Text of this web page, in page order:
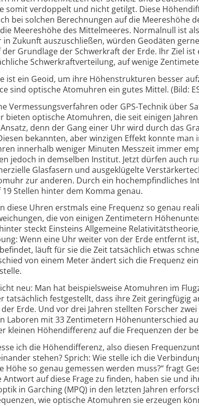
somit verdoppelt und nicht getilgt. Diese
bei solchen Berechnungen auf die Meereshöhe
Meereshöhe des Mittelmeeres. Normalnull ist
in Zukunft auszuschließen, würden Geodäten
Grundlage der Schwerkraft der Erde. Ihr Ziel ist
Schwerkraftverteilung, auf wenige
ist ein Geoid, um ihre Höhenstrukturen besser
sind optische Atomuhren ein gutes Mittel. (Bild:
Vermessungsverfahren oder GPS-Technik über
bieten optische Atomuhren, die seit einigen
denn der Gang einer Uhr wird durch das
bekannten, aber winzigen Effekt konnte man
innerhalb weniger Minuten Messzeit immer
jedoch in demselben Institut. Jetzt dürfen auch
Glasfasern und ausgeklügelte
zur anderen. Durch ein hochempfindliches
Stellen hinter dem Komma genau.
diese Uhren erstmals eine Frequenz so genau
die von einigen Zentimetern
steckt Einsteins Allgemeine
Wenn eine Uhr weiter von der Erde entfernt
läuft für sie die Zeit tatsächlich etwas
von einem Meter ändert sich die Frequenz
neu: Man hat beispielsweise Atomuhren im
tatsächlich festgestellt, dass ihre Zeit geringfügig
Erde. Und vor drei Jahren stellten Forscher
Laboren mit 33 Zentimetern Höhenunterschied
kleinen Höhendifferenz auf die Frequenzen der
ich die Höhendifferenz, also diesen
stehen? Sprich: Wie stelle ich die
Höhe so genau gemessen werden muss?“ fragt
Antwort auf diese Frage zu finden, haben sie und
in Garching (MPQ) in den letzten Jahren
wie optische Atomuhren sie erzeugen